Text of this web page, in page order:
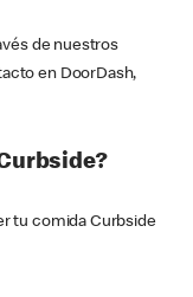
de nuestros
en DoorDash,
tu comida Curbside